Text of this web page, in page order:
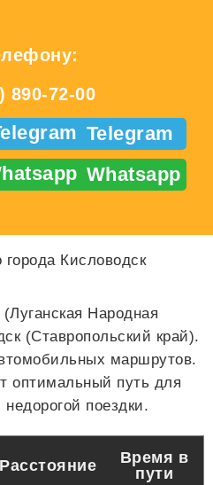
890-72-00
Telegram
Whatsapp
Кисловодск
Народная
(Ставропольский край).
маршрутов.
оптимальный путь для
поездки.
Расстояние
Время в
пути